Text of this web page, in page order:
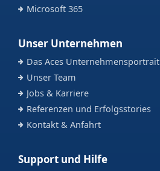
Microsoft 365
Unser Unternehmen
Das Aces Unternehmensportrait
Unser Team
Jobs & Karriere
Referenzen und Erfolgsstories
Kontakt & Anfahrt
Support und Hilfe